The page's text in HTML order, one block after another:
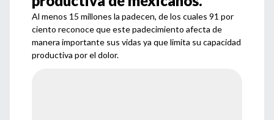
Al menos 15 millones la padecen, de los cuales 91 por
ciento reconoce que este padecimiento afecta de
manera importante sus vidas ya que limita su capacidad
productiva por el dolor.